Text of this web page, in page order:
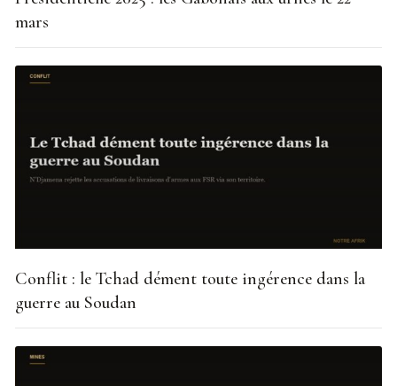
mars
Conflit : le Tchad dément toute ingérence dans la
guerre au Soudan